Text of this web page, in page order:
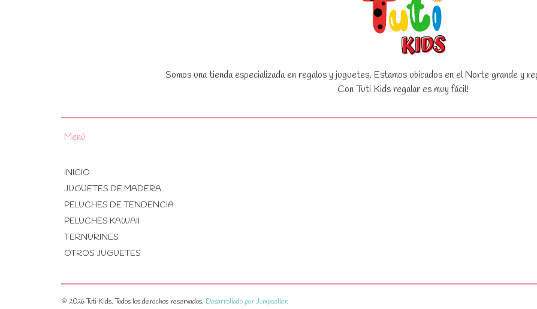
Somos una tienda especializada en regalos y juguetes. Estamos ubicados en el Norte grande y
Con Tuti Kids regalar es muy fácil!
Menú
INICIO
JUGUETES DE MADERA
PELUCHES DE TENDENCIA
PELUCHES KAWAII
TERNURINES
OTROS JUGUETES
© 2026 Tuti Kids. Todos los derechos reservados. Desarrollado por Jumpseller.